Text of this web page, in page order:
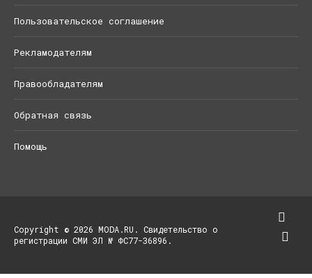
Пользовательское соглашение
Рекламодателям
Правообладателям
Обратная связь
Помощь
Copyright © 2026 MODA.RU. Свидетельство о
регистрации СМИ ЭЛ № ФС77-36896.